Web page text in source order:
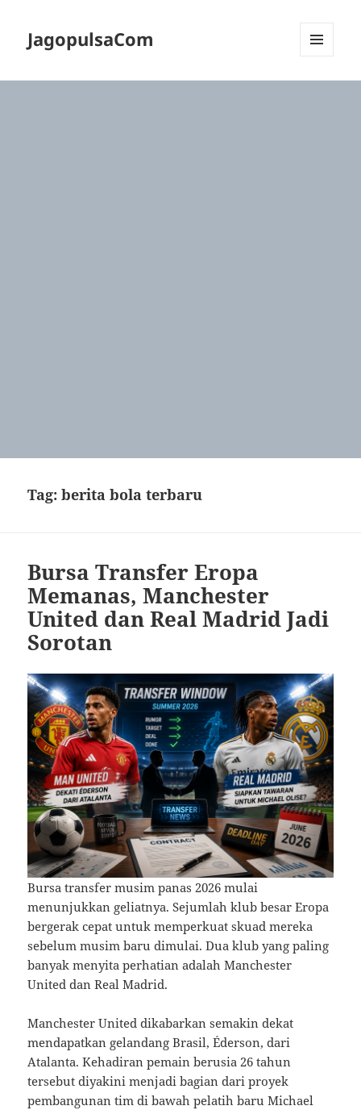
JagopulsaCom
Tag:berita bola terbaru
Bursa Transfer Eropa
Memanas, Manchester
United dan Real Madrid Jadi
Sorotan
Bursa transfer musim panas 2026 mulai
menunjukkan geliatnya. Sejumlah klub besar Eropa
bergerak cepat untuk memperkuat skuad mereka
sebelum musim baru dimulai. Dua klub yang paling
banyak menyita perhatian adalah Manchester
United dan Real Madrid.
Manchester United dikabarkan semakin dekat
mendapatkan gelandang Brasil, Éderson, dari
Atalanta. Kehadiran pemain berusia 26 tahun
tersebut diyakini menjadi bagian dari proyek
pembangunan tim di bawah pelatih baru Michael